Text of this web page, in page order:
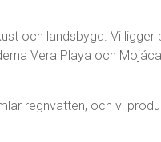
och landsbygd. Vi
Vera Playa och
regnvatten, och vi